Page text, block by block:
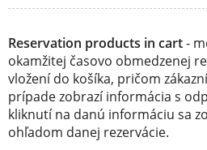
Reservation products in cart-
okamžitej časovo obmedzenej
vložení do košíka, pričom
prípade zobrazí informácia s
kliknutí na danú informáciu sa
ohľadom danej rezervácie.